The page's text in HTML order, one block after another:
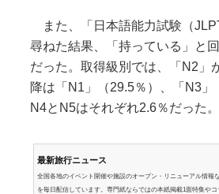
また、「日本語能力試験（
尋ねた結果、「持っている」と
だった。取得級別では、「N2」
降は「N1」（29.5％）、「N3」
N4とN5はそれぞれ2.6％だった。
最新旅行ニュース
全国各地のイベント開催や施設のオープン・リニューアル情報
を毎日配信しています。専門紙ならではの本紙掲載1面特集や